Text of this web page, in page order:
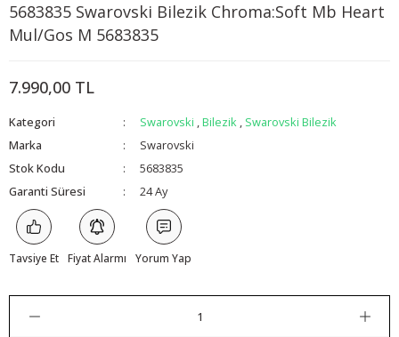
5683835 Swarovski Bilezik Chroma:Soft Mb Heart
Mul/Gos M 5683835
7.990,00 TL
Kategori Swarovski ,Bilezik , Swarovski Bilezik
Marka
Swarovski
Stok Kodu
5683835
Garanti Süresi
24 Ay
Tavsiye Et Fiyat Alarmı Yorum Yap